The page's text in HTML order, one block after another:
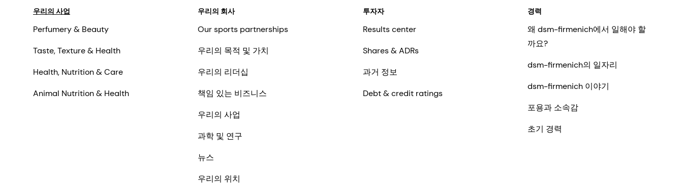
우리의 사업
Perfumery & Beauty
Taste, Texture & Health
Health, Nutrition & Care
Animal Nutrition & Health
우리의 회사
Our sports partnerships
우리의 목적 및 가치
우리의 리더십
책임 있는 비즈니스
우리의 사업
과학 및 연구
뉴스
우리의 위치
투자자
Results center
Shares & ADRs
과거 정보
Debt & credit ratings
경력
왜 dsm-firmenich에서 일해야 할
까요?
dsm-firmenich의 일자리
dsm-firmenich 이야기
포용과 소속감
초기 경력